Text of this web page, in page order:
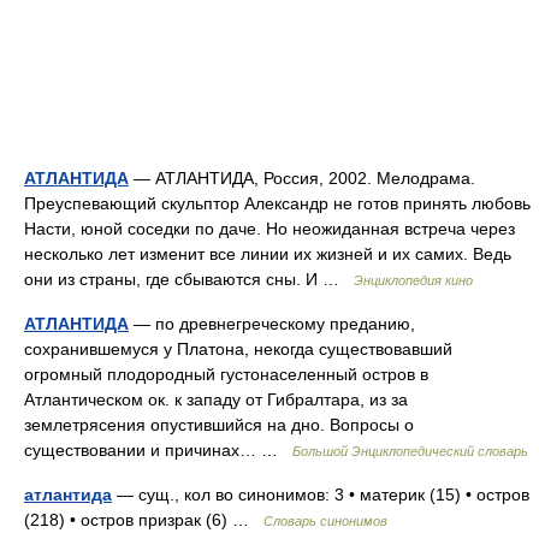
АТЛАНТИДА — АТЛАНТИДА, Россия, 2002. Мелодрама.
Преуспевающий скульптор Александр не готов принять любовь
Насти, юной соседки по даче. Но неожиданная встреча через
несколько лет изменит все линии их жизней и их самих. Ведь
они из страны, где сбываются сны. И …
Энциклопедия кино
АТЛАНТИДА — по древнегреческому преданию,
сохранившемуся у Платона, некогда существовавший
огромный плодородный густонаселенный остров в
Атлантическом ок. к западу от Гибралтара, из за
землетрясения опустившийся на дно. Вопросы о
существовании и причинах… …
Большой Энциклопедический словарь
атлантида — сущ., кол во синонимов: 3 • материк (15) • остров
(218) • остров призрак (6) …
Словарь синонимов